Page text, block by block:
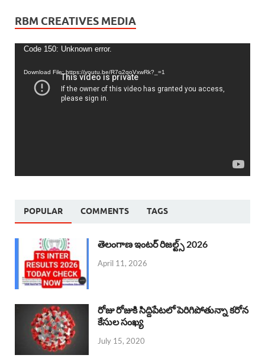
RBM CREATIVES MEDIA
Video
Code 150: Unknown error.
Download File: https://youtu.be/R7o2qoVxwRk?_=1
POPULAR COMMENTS TAGS
తెలంగాణ ఇంటర్ రిజల్ట్స్ 2026
April 11, 2026
రోజు రోజుకి సిద్దిపేటలో పెరిగిపోతున్నా కరోన
కేసుల సంఖ్య
July 15, 2020